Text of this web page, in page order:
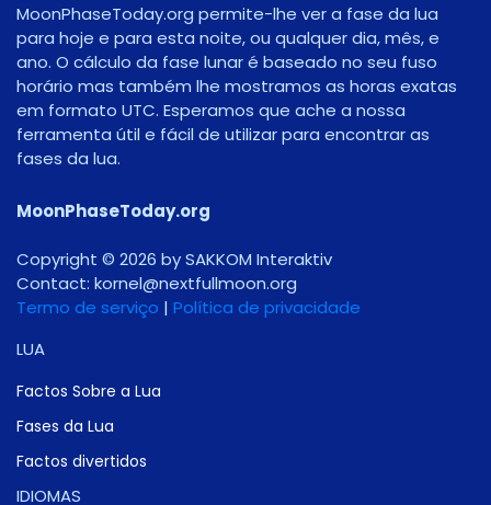
MoonPhaseToday.org permite-lhe ver a fase da lua
para hoje e para esta noite, ou qualquer dia, mês, e
ano. O cálculo da fase lunar é baseado no seu fuso
horário mas também lhe mostramos as horas exatas
em formato UTC. Esperamos que ache a nossa
ferramenta útil e fácil de utilizar para encontrar as
fases da lua.
MoonPhaseToday.org
Copyright © 2026 by SAKKOM Interaktiv
Contact: gro.noomlluftxen@lenrok
Termo de serviço | Política de privacidade
LUA
Factos Sobre a Lua
Fases da Lua
Factos divertidos
IDIOMAS